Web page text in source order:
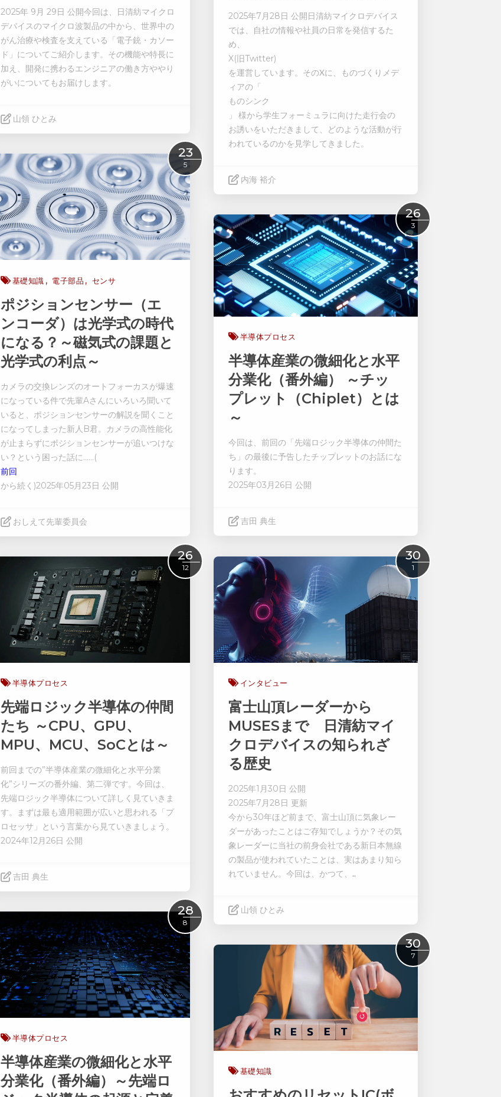
2025年 9月 29日 公開今回は、日清紡マイクロ
デバイスのマイクロ波製品の中から、世界中の
がん治療や検査を支えている「電子銃・カソー
ド」についてご紹介します。その機能や特長に
加え、開発に携わるエンジニアの働き方ややり
がいについてもお届けします。
山領 ひとみ
2025年7月28日 公開日清紡マイクロデバイス
では、自社の情報や社員の日常を発信するた
め、
X(旧Twitter)
を運営しています。 そのXに、ものづくりメデ
ィアの「
ものシンク
」 様から学生フォーミュラに向けた走行会の
お誘いをいただきまして、どのような活動が行
われているのかを見学してきました。
内海 裕介
23
5
基礎知識 電子部品 センサ
ポジションセンサー（エ
ンコーダ）は光学式の時代
になる？～磁気式の課題と
光学式の利点～
カメラの交換レンズのオートフォーカスが爆速
になっている件で先輩Aさんにいろいろ聞いて
いると、ポジションセンサーの解説を聞くこと
になってしまった新人B君。カメラの高性能化
が止まらずにポジションセンサーが追いつけな
い？という困った話に……(
前回
から続く)2025年05月23日 公開
おしえて先輩委員会
26
3
半導体プロセス
半導体産業の微細化と水平
分業化（番外編） ～チッ
プレット（Chiplet）とは
～
今回は、前回の「先端ロジック半導体の仲間た
ち」の最後に予告したチップレットのお話にな
ります。
2025年03月26日 公開
吉田 典生
30
1
インタビュー
富士山頂レーダーから
MUSESまで 日清紡マイ
クロデバイスの知られざ
る歴史
2025年1月30日 公開
2025年7月28日 更新
今から30年ほど前まで、富士山頂に気象レー
ダーがあったことはご存知でしょうか？ その気
象レーダーに当社の前身会社である新日本無線
の製品が使われていたことは、実はあまり知ら
れていません。 今回は、かつて、 ..
山領 ひとみ
26
12
半導体プロセス
先端ロジック半導体の仲間
たち ～CPU、GPU、
MPU、MCU、SoCとは～
前回までの”半導体産業の微細化と水平分業
化”シリーズの番外編、第二弾です。今回は、
先端ロジック半導体について詳しく見ていきま
す。まずは最も適用範囲が広いと思われる「プ
ロセッサ」という言葉から見ていきましょう。
2024年12月26日 公開
吉田 典生
28
8
半導体プロセス
半導体産業の微細化と水平
分業化（番外編）～先端ロ
30
7
基礎知識